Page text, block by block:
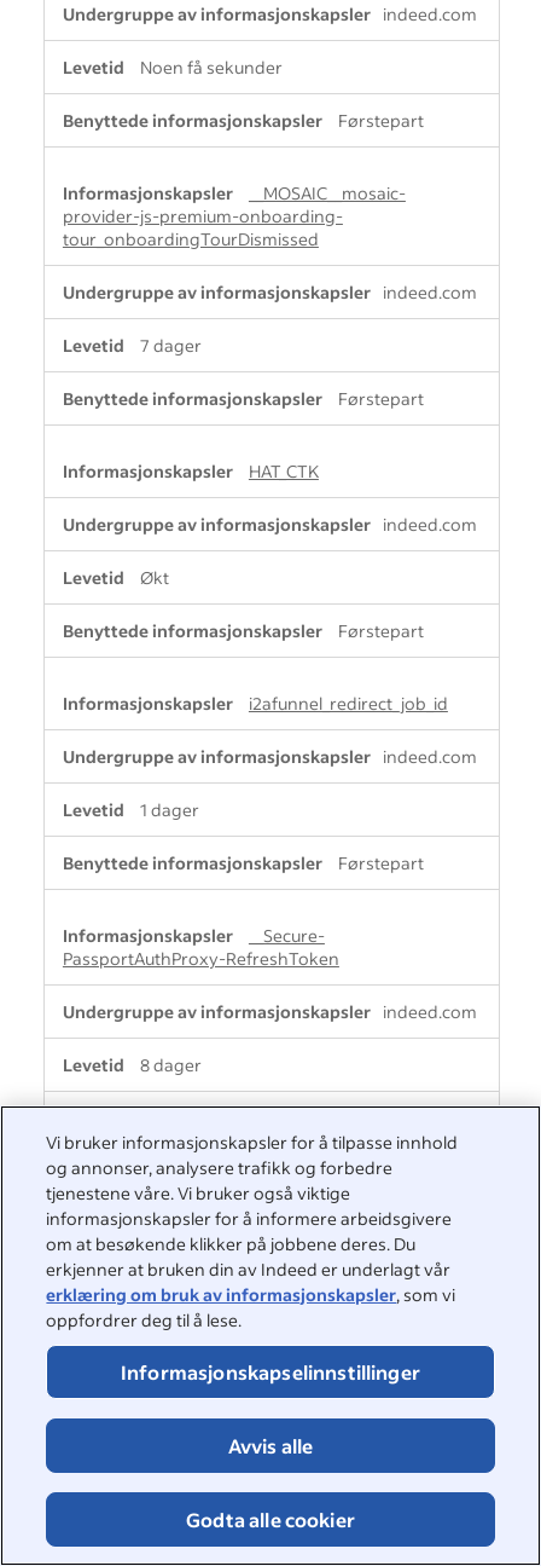
Vi bruker informasjonskapsler for å tilpasse innhold
og annonser, analysere trafikk og forbedre
tjenestene våre. Vi bruker også viktige
informasjonskapsler for å informere arbeidsgivere
om at besøkende klikker på jobbene deres. Du
erkjenner at bruken din av Indeed er underlagt vår
erklæring om bruk av informasjonskapsler, som vi
oppfordrer deg til å lese.
Informasjonskapselinnstillinger
Avvis alle
Godta alle cookier
indeed.com
Noen få sekunder
Førstepart
__MOSAIC__mosaic-
provider-js-premium-onboarding-
tour_onboardingTourDismissed
indeed.com
7 dager
Førstepart
HAT_CTK
indeed.com
Økt
Førstepart
i2afunnel_redirect_job_id
indeed.com
1 dager
Førstepart
__Secure-
PassportAuthProxy-RefreshToken
indeed.com
8 dager
i2afunnel_redirect_matchtab_from_jobs
indeed.com
7 dager
Førstepart
pvrc
indeed.com
90 dager